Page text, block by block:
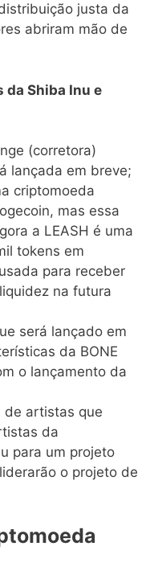
justa da
abriram mão de
Shiba Inu e
(corretora)
lançada em breve;
criptomoeda
mas essa
a LEASH é uma
tokens em
para receber
na futura
será lançado em
da BONE
o lançamento da
de artistas que
da
para um projeto
o projeto de